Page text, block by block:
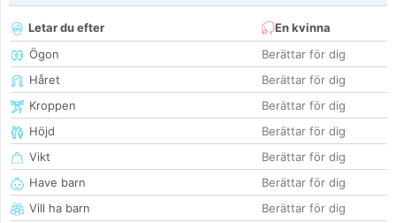
Letar du efter
En kvinna
Ögon
Berättar för dig
Håret
Berättar för dig
Kroppen
Berättar för dig
Höjd
Berättar för dig
Vikt
Berättar för dig
Have barn
Berättar för dig
Vill ha barn
Berättar för dig